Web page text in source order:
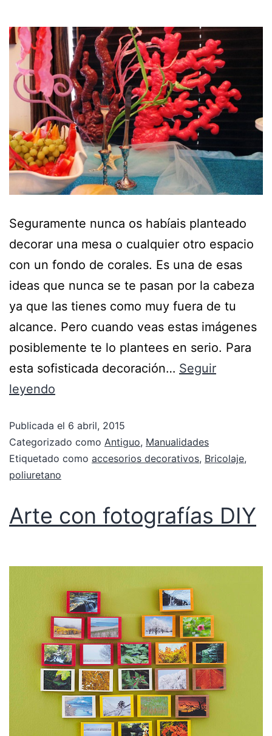
Seguramente nunca os habíais planteado
decorar una mesa o cualquier otro espacio
con un fondo de corales. Es una de esas
ideas que nunca se te pasan por la cabeza
ya que las tienes como muy fuera de tu
alcance. Pero cuando veas estas imágenes
posiblemente te lo plantees en serio. Para
esta sofisticada decoración… Seguir
leyendo
Publicada el 6 abril, 2015
Categorizado como Antiguo, Manualidades
Etiquetado como accesorios decorativos, Bricolaje,
poliuretano
Arte con fotografías DIY